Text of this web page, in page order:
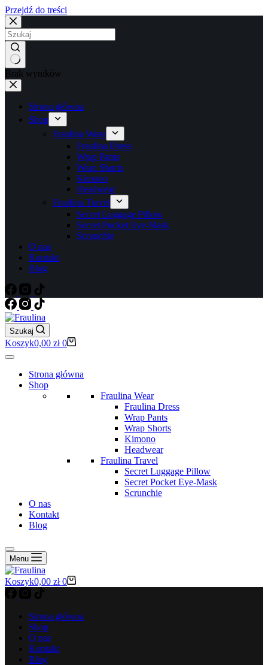
Przejdź do treści
Brak wyników
Strona główna
Shop
Fraulina Wear
Fraulina Dress
Wrap Pants
Wrap Shorts
Kimono
Headwear
Fraulina Travel
Secret Luggage Pillow
Secret Pocket Eye-Mask
Scrunchie
O nas
Kontakt
Blog
Szukaj
Koszyk0,00 zł 0
Strona główna
Shop
Fraulina Wear
Fraulina Dress
Wrap Pants
Wrap Shorts
Kimono
Headwear
Fraulina Travel
Secret Luggage Pillow
Secret Pocket Eye-Mask
Scrunchie
O nas
Kontakt
Blog
Menu
Koszyk0,00 zł 0
Strona główna
Shop
O nas
Kontakt
Blog